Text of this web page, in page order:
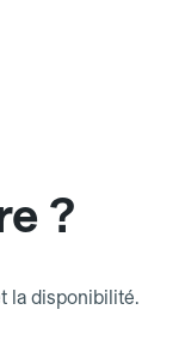
?
la disponibilité.